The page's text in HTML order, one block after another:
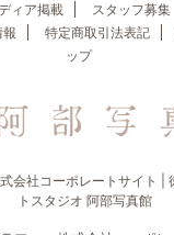
ィア掲載 スタッフ募集
特定商取引法表記
ップ
会社コーポレートサイト |
トスタジオ 阿部写真館